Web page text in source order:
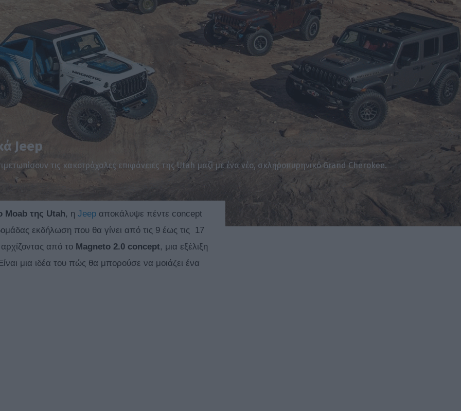
Jeep
τις κακοτράχαλες επιφάνειες της Utah μαζί με ένα νέο, σκληροπυρηνικό Grand Cherokee.
Moab της Utah, η Jeep αποκάλυψε πέντε concept
εκδήλωση που θα γίνει από τις 9 έως τις 17
από το Magneto 2.0 concept, μια εξέλιξη
μια ιδέα του πώς θα μπορούσε να μοιάζει ένα